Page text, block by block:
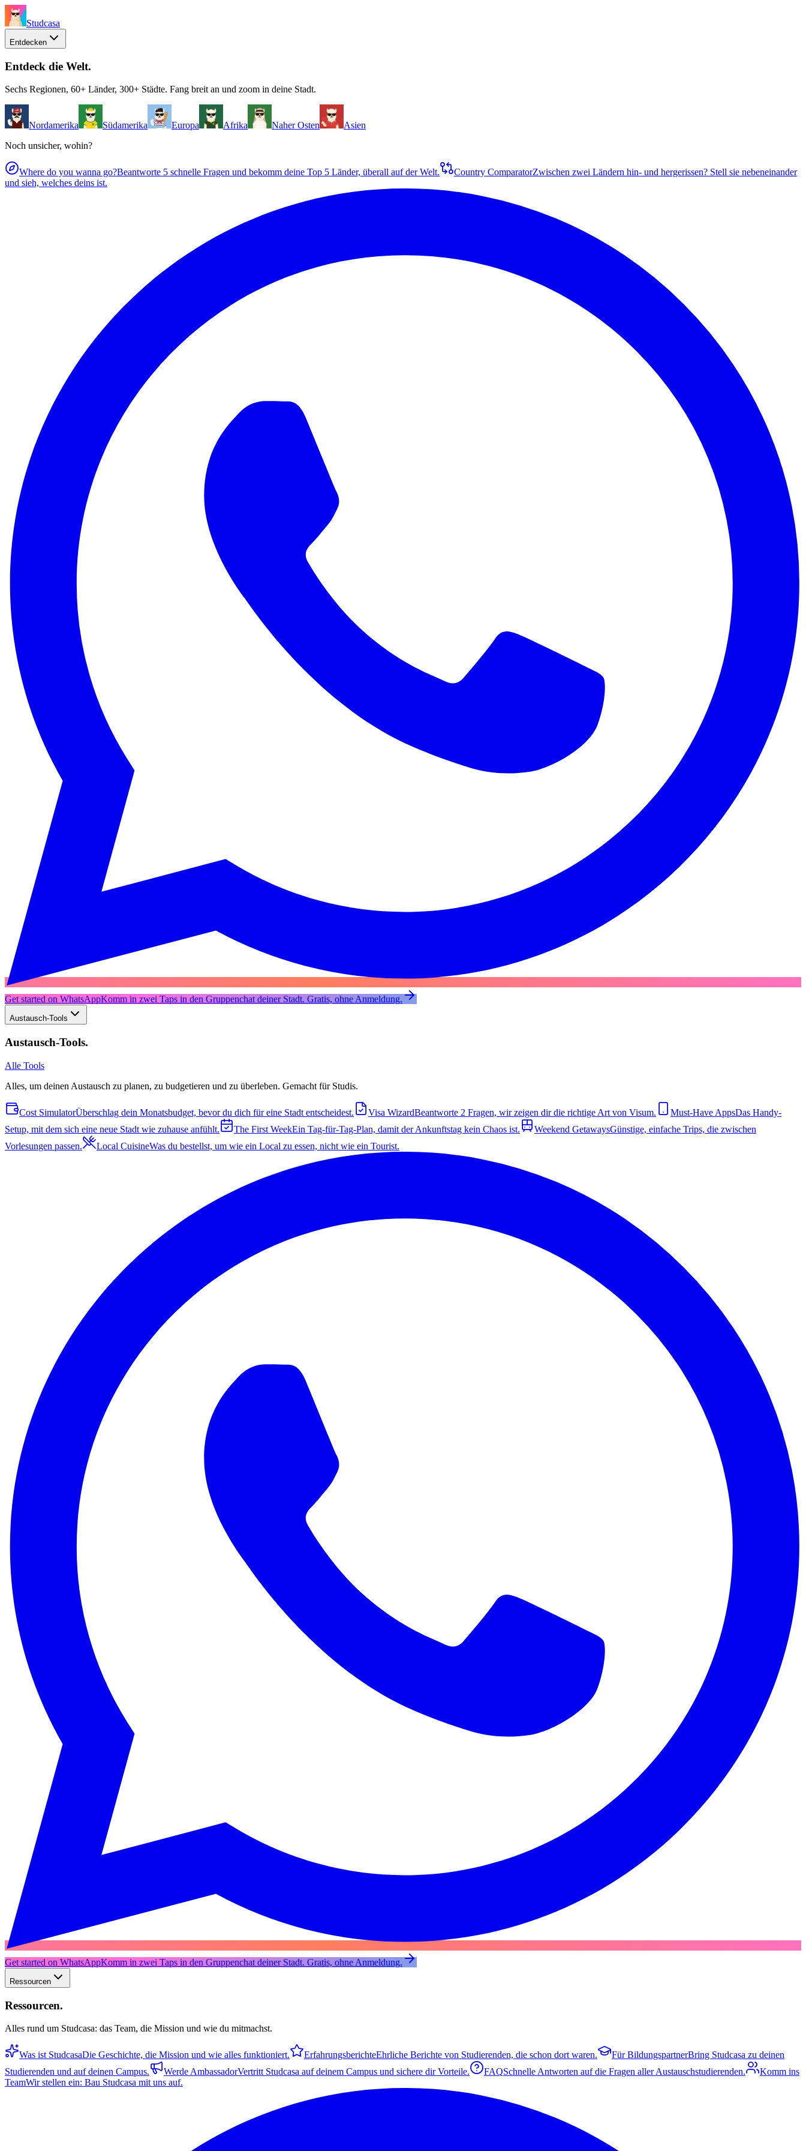
Studcasa
Entdecken
Entdeck die Welt.
Sechs Regionen, 60+ Länder, 300+ Städte. Fang breit an und zoom in deine Stadt.
Nordamerika Südamerika Europa Afrika Naher Osten
Asien
Noch unsicher, wohin?
Where do you wanna go?Beantworte 5 schnelle Fragen und bekomm deine Top 5 Länder, überall auf der Welt. Country ComparatorZwischen zwei Ländern hin- und hergerissen? Stell sie nebeneinander
und sieh, welches deins ist.
Get started on WhatsAppKomm in zwei Taps in den Gruppenchat deiner Stadt. Gratis, ohne Anmeldung.
Austausch-Tools
Austausch-Tools.
Alle Tools
Alles, um deinen Austausch zu planen, zu budgetieren und zu überleben. Gemacht für Studis.
Cost SimulatorÜberschlag dein Monatsbudget, bevor du dich für eine Stadt entscheidest. Visa WizardBeantworte 2 Fragen, wir zeigen dir die richtige Art von Visum. Must-Have AppsDas Handy-
Setup, mit dem sich eine neue Stadt wie zuhause anfühlt.
The First WeekEin Tag-für-Tag-Plan, damit der Ankunftstag kein Chaos ist. Weekend GetawaysGünstige, einfache Trips, die zwischen
Vorlesungen passen.
Local CuisineWas du bestellst, um wie ein Local zu essen, nicht wie ein Tourist.
Get started on WhatsAppKomm in zwei Taps in den Gruppenchat deiner Stadt. Gratis, ohne Anmeldung.
Ressourcen
Ressourcen.
Alles rund um Studcasa: das Team, die Mission und wie du mitmachst.
Was ist StudcasaDie Geschichte, die Mission und wie alles funktioniert. ErfahrungsberichteEhrliche Berichte von Studierenden, die schon dort waren. Für BildungspartnerBring Studcasa zu deinen
Studierenden und auf deinen Campus.
Werde AmbassadorVertritt Studcasa auf deinem Campus und sichere dir Vorteile. FAQSchnelle Antworten auf die Fragen aller Austauschstudierenden.
Komm ins
TeamWir stellen ein: Bau Studcasa mit uns auf.